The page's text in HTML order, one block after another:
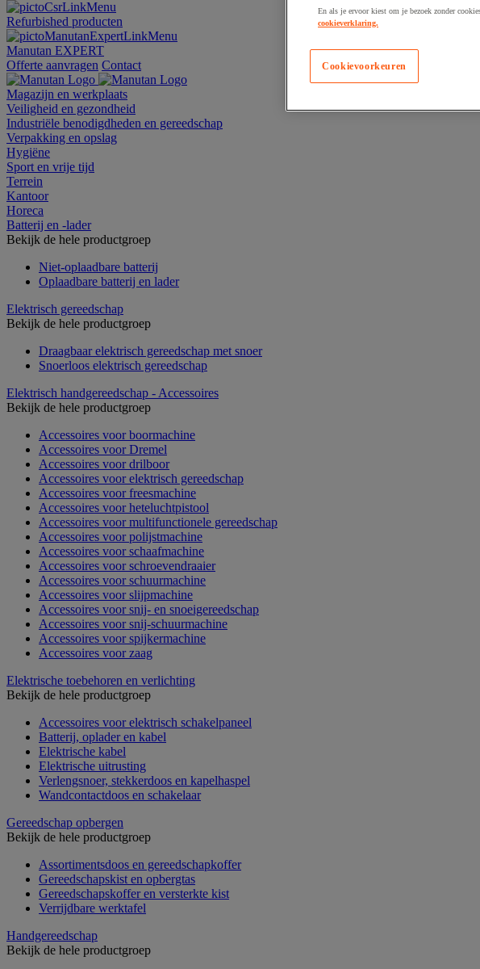
Refurbished producten
Manutan EXPERT
Offerte aanvragen Contact
Magazijn en werkplaats
Veiligheid en gezondheid
Industriële benodigdheden en gereedschap
Verpakking en opslag
Hygiëne
Sport en vrije tijd
Terrein
Kantoor
Horeca
Batterij en -lader
Bekijk de hele productgroep
Niet-oplaadbare batterij
Oplaadbare batterij en lader
Elektrisch gereedschap
Bekijk de hele productgroep
Draagbaar elektrisch gereedschap met snoer
Snoerloos elektrisch gereedschap
Elektrisch handgereedschap - Accessoires
Bekijk de hele productgroep
Accessoires voor boormachine
Accessoires voor Dremel
Accessoires voor drilboor
Accessoires voor elektrisch gereedschap
Accessoires voor freesmachine
Accessoires voor heteluchtpistool
Accessoires voor multifunctionele gereedschap
Accessoires voor polijstmachine
Accessoires voor schaafmachine
Accessoires voor schroevendraaier
Accessoires voor schuurmachine
Accessoires voor slijpmachine
Accessoires voor snij- en snoeigereedschap
Accessoires voor snij-schuurmachine
Accessoires voor spijkermachine
Accessoires voor zaag
Elektrische toebehoren en verlichting
Bekijk de hele productgroep
Accessoires voor elektrisch schakelpaneel
Batterij, oplader en kabel
Elektrische kabel
Elektrische uitrusting
Verlengsnoer, stekkerdoos en kapelhaspel
Wandcontactdoos en schakelaar
Gereedschap opbergen
Bekijk de hele productgroep
Assortimentsdoos en gereedschapkoffer
Gereedschapskist en opbergtas
Gereedschapskoffer en versterkte kist
Verrijdbare werktafel
Handgereedschap
Bekijk de hele productgroep
En als je ervoor kiest om je bezoek zonder
cookieverklaring.
Cookievoorkeuren